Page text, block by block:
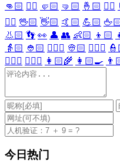
👊🏻 ✊🏻 🤛🏻 🤜🏻 🤞🏻 ✌🏻
🖐🏻 🖖🏻 👋🏻 🤙🏻 💪🏻
👃🏻 👣 👀 👤 👥 👶🏻 👦🏻
👵🏻 👲🏻 👳🏻‍♀️ 👳🏻 👮🏻‍♀️
👩🏻‍⚕️ 👨🏻‍⚕️ 👩🏻‍🌾 👩🏻‍🍳
今日热门